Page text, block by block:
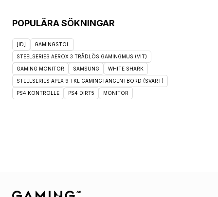
POPULÄRA SÖKNINGAR
[ID] GAMINGSTOL
STEELSERIES AEROX 3 TRÅDLÖS GAMINGMUS (VIT)
GAMING MONITOR SAMSUNG WHITE SHARK
STEELSERIES APEX 9 TKL GAMINGTANGENTBORD (SVART)
PS4 KONTROLLE PS4 DIRT5 MONITOR